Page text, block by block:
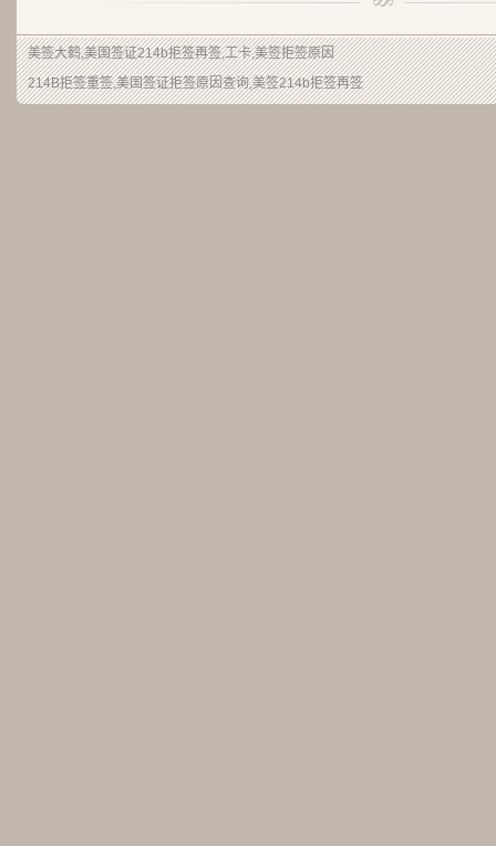
美签大鹤,美国签证214b拒签再签,工卡,美签拒签原因
214B拒签重签,美国签证拒签原因查询,美签214b拒签再签